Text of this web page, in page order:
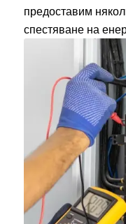
предоставим
спестяване на